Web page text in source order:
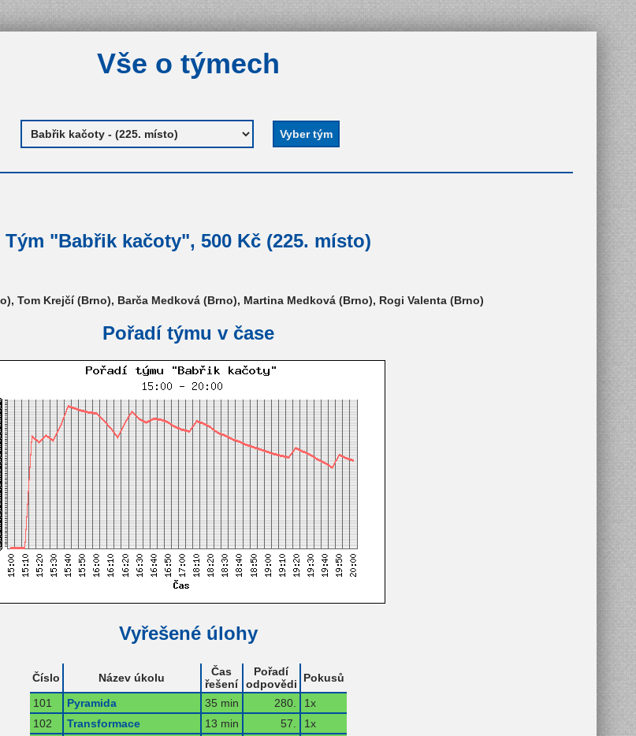
Vše o týmech
Tým "Babřik kačoty", 500 Kč (225. místo)
Tom Krejčí (Brno), Barča Medková (Brno), Martina Medková (Brno), Rogi Valenta (Brno)
Pořadí týmu v čase
Vyřešené úlohy
Číslo Název úkolu
Čas
řešení
Pořadí
odpovědi
Pokusů
101
Pyramida 35 min 280.
1x
102
Transformace 13 min 57.
1x